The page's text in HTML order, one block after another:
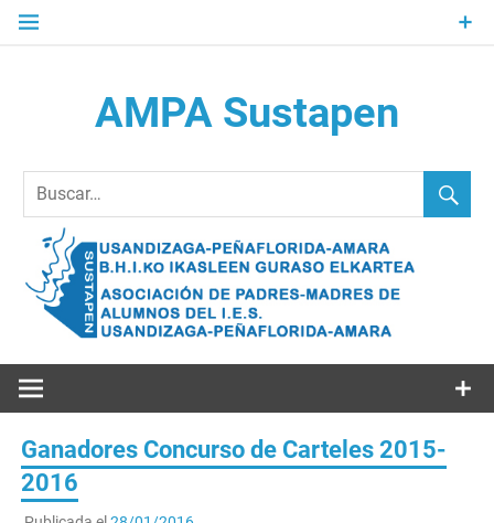
Saltar
AMPA Sustapen
Elkartea Asociación de Padres-Madres de Alumnos del I.E.S.
Ganadores Concurso de Carteles 2015-
2016